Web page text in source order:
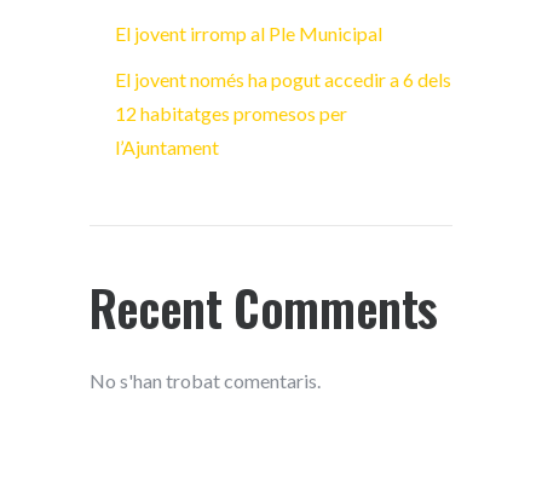
El jovent irromp al Ple Municipal
El jovent només ha pogut accedir a 6 dels
12 habitatges promesos per
l’Ajuntament
Recent Comments
No s'han trobat comentaris.